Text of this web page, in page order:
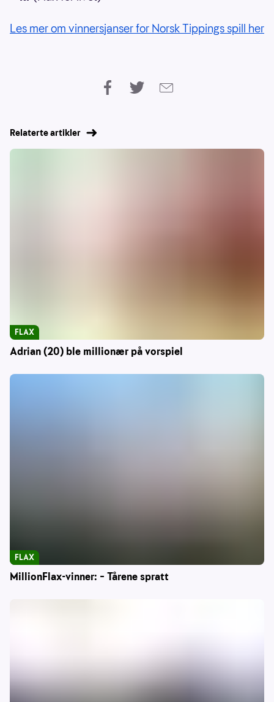
Les mer om vinnersjanser for Norsk Tippings spill her
Relaterte artikler
Adrian (20) ble millionær på vorspiel
FLAX
MillionFlax-vinner: – Tårene spratt
FLAX